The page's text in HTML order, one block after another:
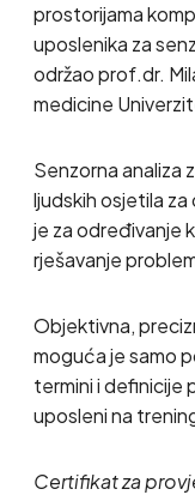
prostorijama
uposlenika za
održao prof.dr.
medicine
Senzorna analiza
ljudskih osjetila za
je za određivanje
rješavanje
Objektivna,
moguća je samo
termini i definicije
uposleni na
Certifikat za